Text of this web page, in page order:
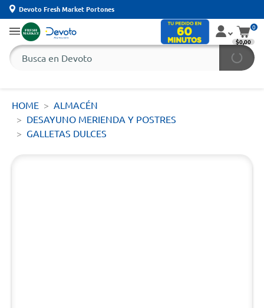
Devoto Fresh Market Portones
0
$0,00
HOME
ALMACÉN
DESAYUNO MERIENDA Y POSTRES
GALLETAS DULCES